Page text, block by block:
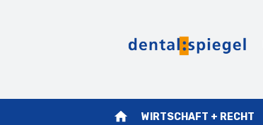
home WIRTSCHAFT + RECHT